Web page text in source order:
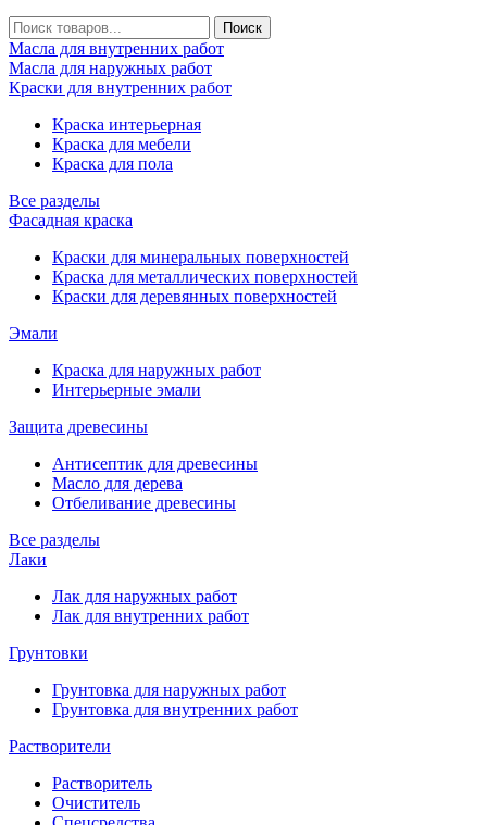
Масла для внутренних работ
Масла для наружных работ
Краски для внутренних работ
Краска интерьерная
Краска для мебели
Краска для пола
Все разделы
Фасадная краска
Краски для минеральных поверхностей
Краска для металлических поверхностей
Краски для деревянных поверхностей
Эмали
Краска для наружных работ
Интерьерные эмали
Защита древесины
Антисептик для древесины
Масло для дерева
Отбеливание древесины
Все разделы
Лаки
Лак для наружных работ
Лак для внутренних работ
Грунтовки
Грунтовка для наружных работ
Грунтовка для внутренних работ
Растворители
Растворитель
Очиститель